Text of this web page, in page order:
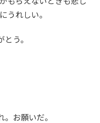
うれしい。
う。
お願いだ。